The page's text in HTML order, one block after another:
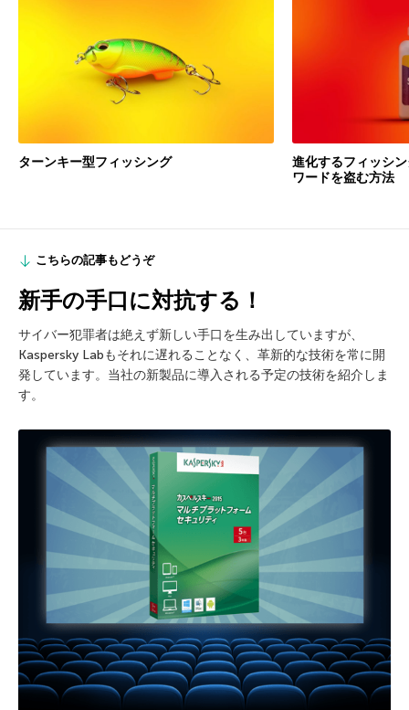
ターンキー型フィッシング
進化するフィッシ
ワードを盗む方法
こちらの記事もどうぞ
新手の手口に対抗する！
サイバー犯罪者は絶えず新しい手口を生み出していますが、
Kaspersky Labもそれに遅れることなく、革新的な技術を常に開
発しています。当社の新製品に導入される予定の技術を紹介しま
す。